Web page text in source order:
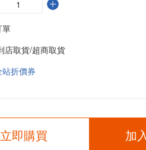
單
店取貨/超商取貨
折價券
立即購買 加